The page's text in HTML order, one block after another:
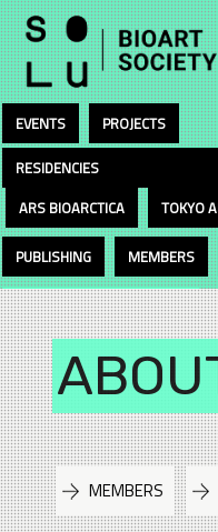
EVENTS
PROJECTS
RESIDENCIES
ARS BIOARCTICA
TOKYO
PUBLISHING MEMBERS
MEMBERS